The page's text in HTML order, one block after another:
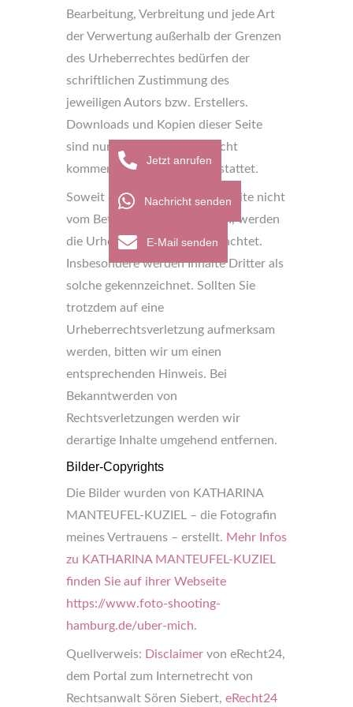
Bearbeitung, Verbreitung und jede Art
der Verwertung außerhalb der Grenzen
des Urheberrechtes bedürfen der
schriftlichen Zustimmung des
jeweiligen Autors bzw. Erstellers.
Downloads und Kopien dieser Seite
sind nur für den privaten, nicht
kommerziellen Gebrauch gestattet.
Soweit die Inhalte auf dieser Seite nicht
vom Betreiber erstellt wurden, werden
die Urheberrechte Dritter beachtet.
Insbesondere werden Inhalte Dritter als
solche gekennzeichnet. Sollten Sie
trotzdem auf eine
Urheberrechtsverletzung aufmerksam
werden, bitten wir um einen
entsprechenden Hinweis. Bei
Bekanntwerden von
Rechtsverletzungen werden wir
derartige Inhalte umgehend entfernen.
Bilder-Copyrights
Die Bilder wurden von KATHARINA
MANTEUFEL-KUZIEL – die Fotografin
meines Vertrauens – erstellt. Mehr Infos
zu KATHARINA MANTEUFEL-KUZIEL
finden Sie auf ihrer Webseite
https://www.foto-shooting-
hamburg.de/uber-mich.
Quellverweis: Disclaimer von eRecht24,
dem Portal zum Internetrecht von
Rechtsanwalt Sören Siebert, eRecht24
Jetzt anrufen
Nachricht senden
E-Mail senden